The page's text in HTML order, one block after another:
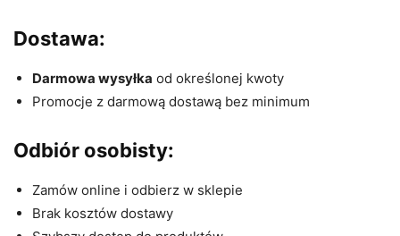
Dostawa:
Darmowa wysyłka od określonej kwoty
Promocje z darmową dostawą bez minimum
Odbiór osobisty:
Zamów online i odbierz w sklepie
Brak kosztów dostawy